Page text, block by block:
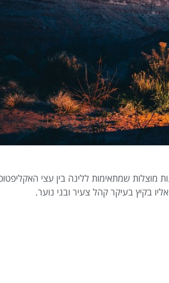
מוצלות שמתאימות ללינה בין עצי
בקיץ בעיקר קהל צעיר ובני נוער.